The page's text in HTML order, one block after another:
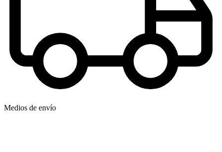
Medios de envío